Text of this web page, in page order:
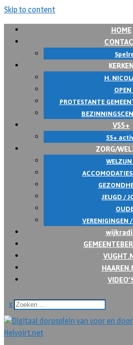
Skip to content
HOME
KERKEN
H.
OPEN
PROTESTANTE
V55+
55+
ZORG/
JEUGD /
VERENIGINGEN
x